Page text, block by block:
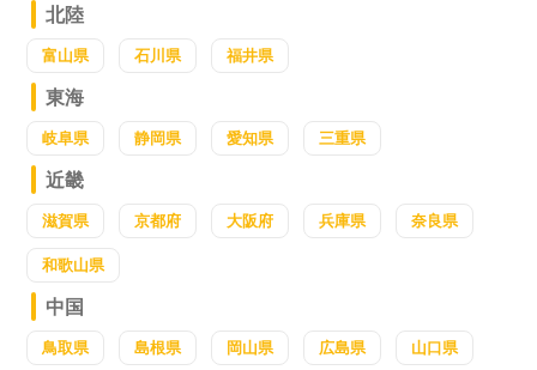
北陸
富山県 石川県 福井県
東海
岐阜県 静岡県 愛知県 三重県
近畿
滋賀県 京都府 大阪府 兵庫県 奈良県
和歌山県
中国
鳥取県 島根県 岡山県 広島県 山口県